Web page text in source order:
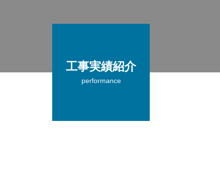
工事実績紹介
performance